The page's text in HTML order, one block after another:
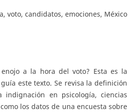
voto, candidatos, emociones, México
a la hora del voto? Esta es la
este texto. Se revisa la definición
en psicología, ciencias
los datos de una encuesta sobre